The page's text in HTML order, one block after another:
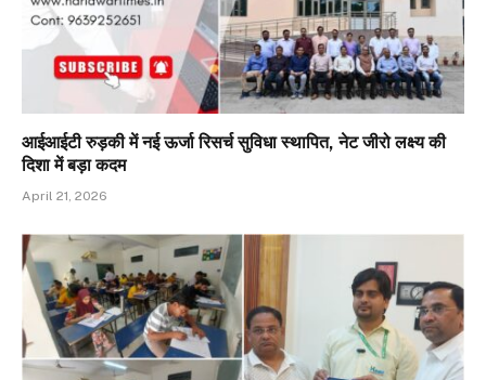
आईआईटी रुड़की में नई ऊर्जा रिसर्च सुविधा स्थापित, नेट जीरो लक्ष्य की
दिशा में बड़ा कदम
April 21, 2026